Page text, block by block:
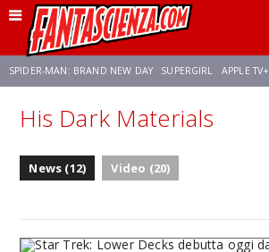
SPIDER-MAN: BRAND NEW DAY SUPERGIRL APPLE TV+
FRANCO RICCIARDIELLO ZENDAYA STAR TREK
His Dark Materials
News (12) Video (20)